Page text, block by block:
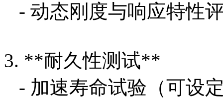
- 动态刚度与响应特性
3. **耐久性测试**
- 加速寿命试验（可设